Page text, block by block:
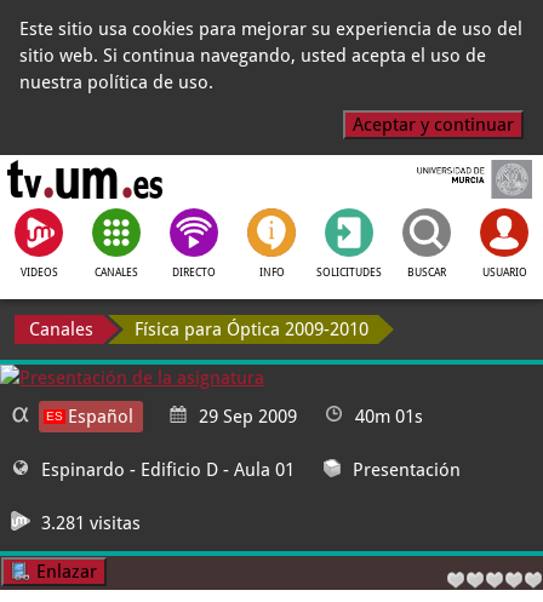
Este sitio usa cookies para mejorar su experiencia de uso del
sitio web. Si continua navegando, usted acepta el uso de
nuestra política de uso.
Aceptar y continuar
VIDEOS CANALES DIRECTO INFO SOLICITUDES BUSCAR USUARIO
Canales Física para Óptica 2009-2010
Español 29 Sep 2009 40m 01s
Espinardo - Edificio D - Aula 01 Presentación
3.281 visitas
Enlazar